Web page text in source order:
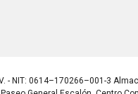
- NIT: 0614–170266–001-3